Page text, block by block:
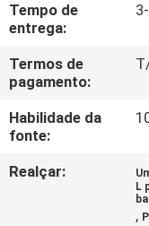
CONTACTE-
NOS
PEÇA
UMAS
Tempo de
entrega:
Termos de
pagamento:
Habilidade da
fonte:
Realçar:
L
,